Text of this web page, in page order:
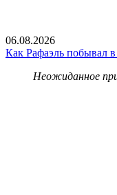
06.08.2026
Как Рафаэль побывал
Неожиданное